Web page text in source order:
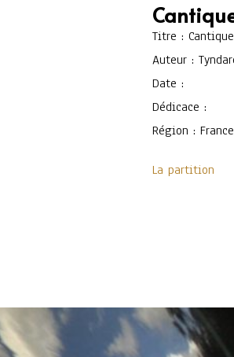
Titre :
Auteur :
Date :
Dédicace :
Région : France
La partition